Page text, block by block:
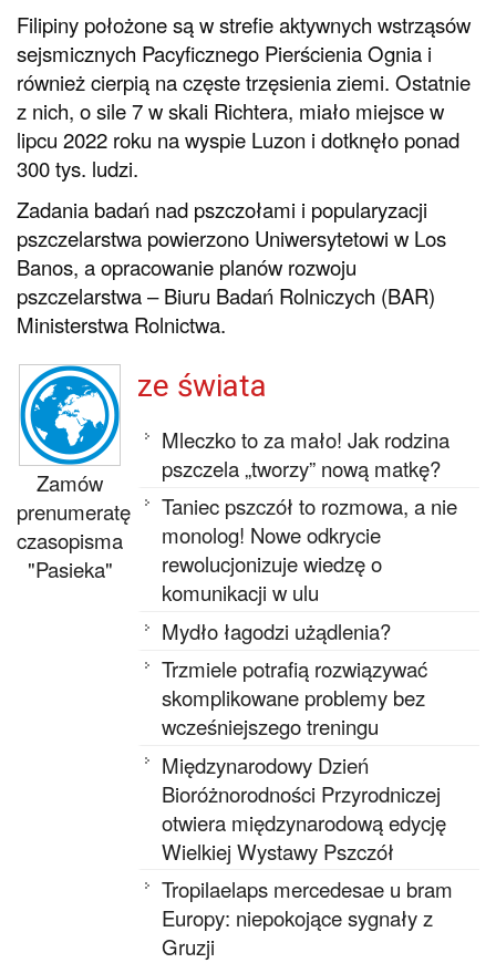
Filipiny położone są w strefie aktywnych wstrząsów
sejsmicznych Pacyficznego Pierścienia Ognia i
również cierpią na częste trzęsienia ziemi. Ostatnie
z nich, o sile 7 w skali Richtera, miało miejsce w
lipcu 2022 roku na wyspie Luzon i dotknęło ponad
300 tys. ludzi.
Zadania badań nad pszczołami i popularyzacji
pszczelarstwa powierzono Uniwersytetowi w Los
Banos, a opracowanie planów rozwoju
pszczelarstwa – Biuru Badań Rolniczych (BAR)
Ministerstwa Rolnictwa.
Zamów
prenumeratę
czasopisma
"Pasieka"
ze świata
Mleczko to za mało! Jak rodzina
pszczela „tworzy” nową matkę?
Taniec pszczół to rozmowa, a nie
monolog! Nowe odkrycie
rewolucjonizuje wiedzę o
komunikacji w ulu
Mydło łagodzi użądlenia?
Trzmiele potrafią rozwiązywać
skomplikowane problemy bez
wcześniejszego treningu
Międzynarodowy Dzień
Bioróżnorodności Przyrodniczej
otwiera międzynarodową edycję
Wielkiej Wystawy Pszczół
Tropilaelaps mercedesae u bram
Europy: niepokojące sygnały z
Gruzji